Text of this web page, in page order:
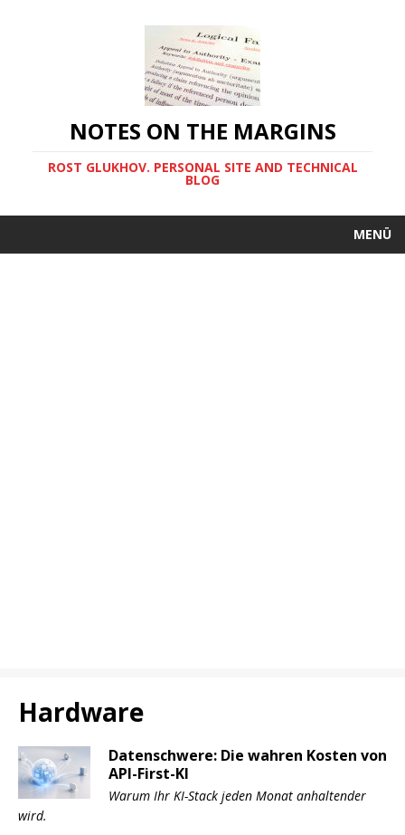
NOTES ON THE MARGINS
ROST GLUKHOV. PERSONAL SITE AND TECHNICAL
BLOG
MENÜ
Hardware
Datenschwere: Die wahren Kosten von
API-First-KI
Warum Ihr KI-Stack jeden Monat anhaltender
wird.